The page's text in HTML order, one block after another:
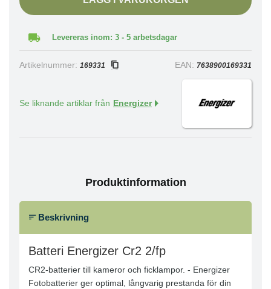
Levereras inom: 3 - 5 arbetsdagar
Artikelnummer: 169331 EAN: 7638900169331
Se liknande artiklar från Energizer
Produktinformation
Beskrivning
Batteri Energizer Cr2 2/fp
CR2-batterier till kameror och ficklampor. - Energizer
Fotobatterier ger optimal, långvarig prestanda för din